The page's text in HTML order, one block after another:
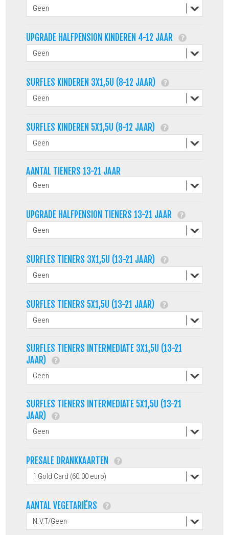
UPGRADE HALFPENSION KINDEREN 4-12 JAAR
SURFLES KINDEREN 3X1,5U (8-12 JAAR)
SURFLES KINDEREN 5X1,5U (8-12 JAAR)
AANTAL TIENERS 13-21 JAAR
UPGRADE HALFPENSION TIENERS 13-21 JAAR
SURFLES TIENERS 3X1,5U (13-21 JAAR)
SURFLES TIENERS 5X1,5U (13-21 JAAR)
SURFLES TIENERS INTERMEDIATE 3X1,5U (13-21
JAAR)
SURFLES TIENERS INTERMEDIATE 5X1,5U (13-21
JAAR)
PRESALE DRANKKAARTEN
AANTAL VEGETARIËRS